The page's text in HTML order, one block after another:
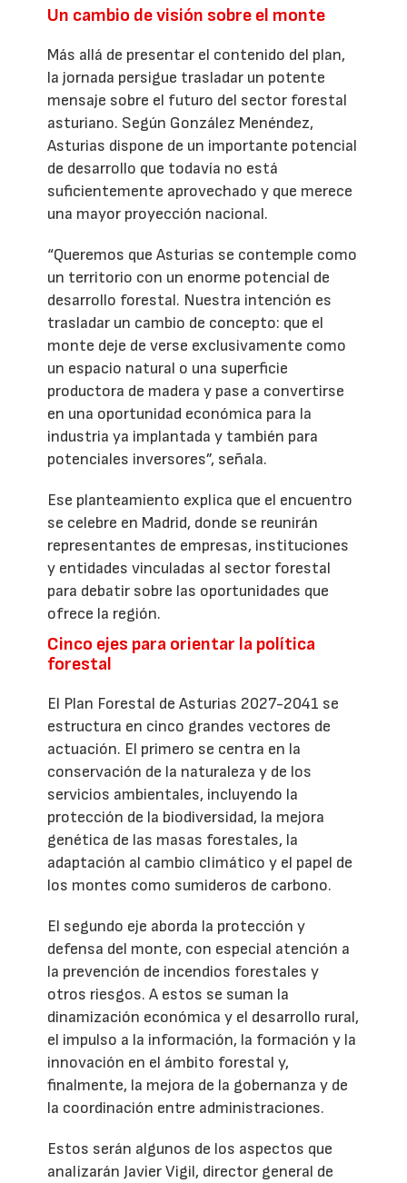
Un cambio de visión sobre el monte
Más allá de presentar el contenido del plan,
la jornada persigue trasladar un potente
mensaje sobre el futuro del sector forestal
asturiano. Según González Menéndez,
Asturias dispone de un importante potencial
de desarrollo que todavía no está
suficientemente aprovechado y que merece
una mayor proyección nacional.
“Queremos que Asturias se contemple como
un territorio con un enorme potencial de
desarrollo forestal. Nuestra intención es
trasladar un cambio de concepto: que el
monte deje de verse exclusivamente como
un espacio natural o una superficie
productora de madera y pase a convertirse
en una oportunidad económica para la
industria ya implantada y también para
potenciales inversores”, señala.
Ese planteamiento explica que el encuentro
se celebre en Madrid, donde se reunirán
representantes de empresas, instituciones
y entidades vinculadas al sector forestal
para debatir sobre las oportunidades que
ofrece la región.
Cinco ejes para orientar la política
forestal
El Plan Forestal de Asturias 2027-2041 se
estructura en cinco grandes vectores de
actuación. El primero se centra en la
conservación de la naturaleza y de los
servicios ambientales, incluyendo la
protección de la biodiversidad, la mejora
genética de las masas forestales, la
adaptación al cambio climático y el papel de
los montes como sumideros de carbono.
El segundo eje aborda la protección y
defensa del monte, con especial atención a
la prevención de incendios forestales y
otros riesgos. A estos se suman la
dinamización económica y el desarrollo rural,
el impulso a la información, la formación y la
innovación en el ámbito forestal y,
finalmente, la mejora de la gobernanza y de
la coordinación entre administraciones.
Estos serán algunos de los aspectos que
analizarán Javier Vigil, director general de